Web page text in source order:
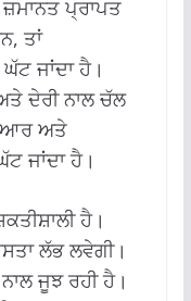
ਪ੍ਰਾਪਤ
ਤਾਂ
ਜਾਂਦਾ ਹੈ।
ਦੇਰੀ ਨਾਲ ਚੱਲ
ਅਤੇ
ਜਾਂਦਾ ਹੈ।
ਹੈ।
ਲੱਭ ਲਵੇਗੀ।
ਜੂਝ ਰਹੀ ਹੈ।